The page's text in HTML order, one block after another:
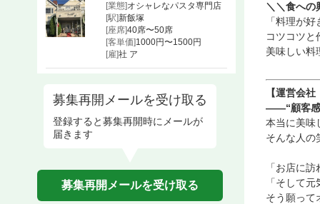
[業態]オシャレなパスタ専門店
[駅]新飯塚
[座席]40席〜50席
[客単価]1000円〜1500円
[雇]社 ア
募集再開メールを受け取る
登録すると募集再開時にメールが
届きます
募集再開メールを受け取る
＼＼食への
「料理が
コツコツと
美味しい料
【運営会
――“顧客感
本当に美味
そんな人の
「お店に
「そして
そう願って